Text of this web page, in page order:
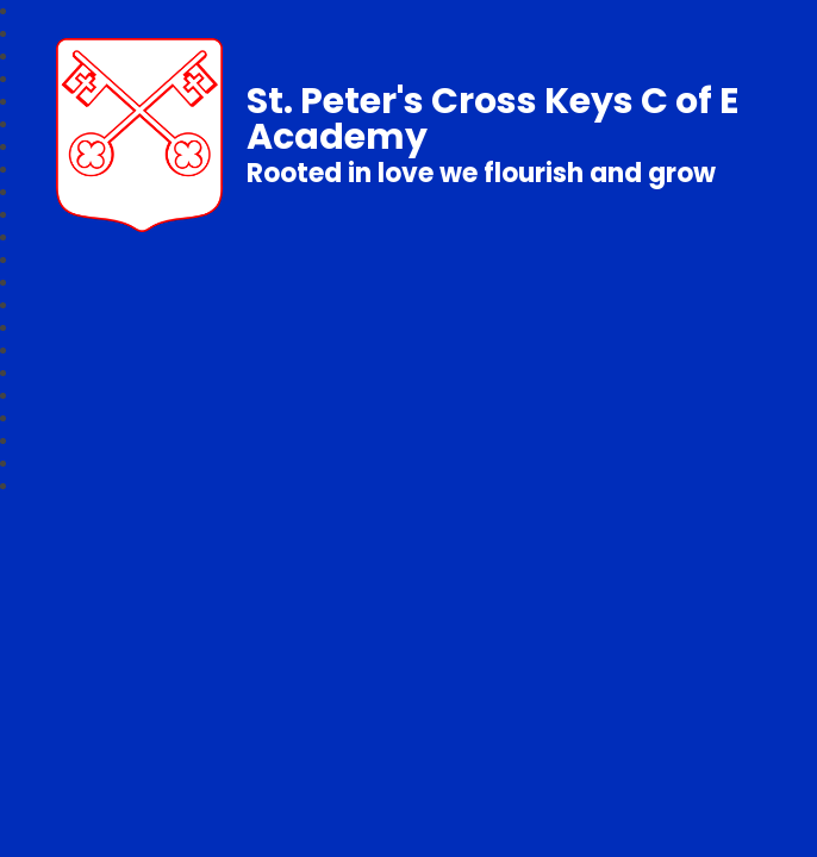
St. Peter's Cross Keys C of E
Academy
Rooted in love we flourish and grow